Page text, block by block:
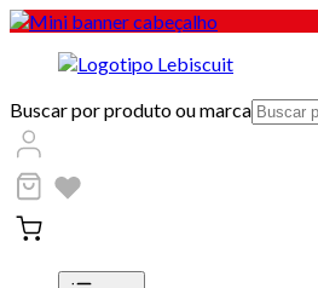
Buscar por produto ou marca